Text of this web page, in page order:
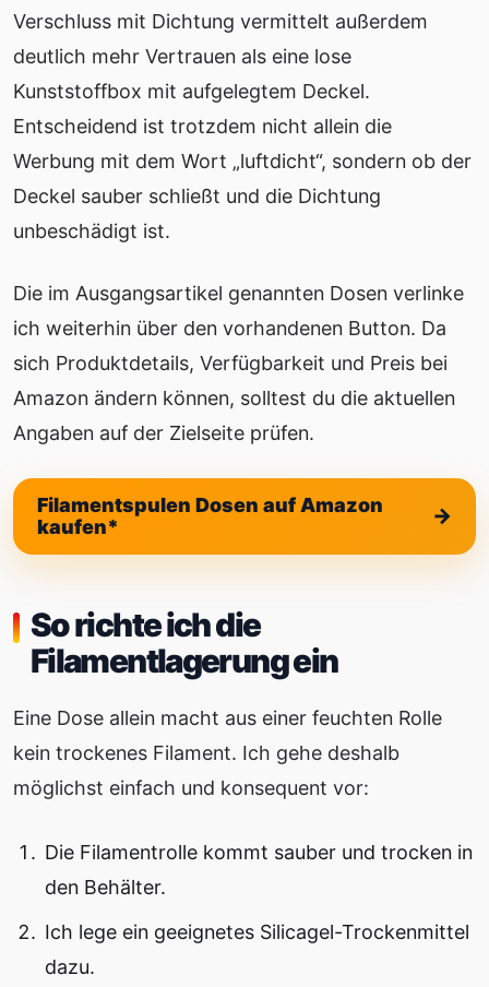
Verschluss mit Dichtung vermittelt außerdem
deutlich mehr Vertrauen als eine lose
Kunststoffbox mit aufgelegtem Deckel.
Entscheidend ist trotzdem nicht allein die
Werbung mit dem Wort „luftdicht“, sondern ob der
Deckel sauber schließt und die Dichtung
unbeschädigt ist.
Die im Ausgangsartikel genannten Dosen verlinke
ich weiterhin über den vorhandenen Button. Da
sich Produktdetails, Verfügbarkeit und Preis bei
Amazon ändern können, solltest du die aktuellen
Angaben auf der Zielseite prüfen.
Filamentspulen Dosen auf Amazon
kaufen*
So richte ich die
Filamentlagerung ein
Eine Dose allein macht aus einer feuchten Rolle
kein trockenes Filament. Ich gehe deshalb
möglichst einfach und konsequent vor:
Die Filamentrolle kommt sauber und trocken in
den Behälter.
Ich lege ein geeignetes Silicagel-Trockenmittel
dazu.